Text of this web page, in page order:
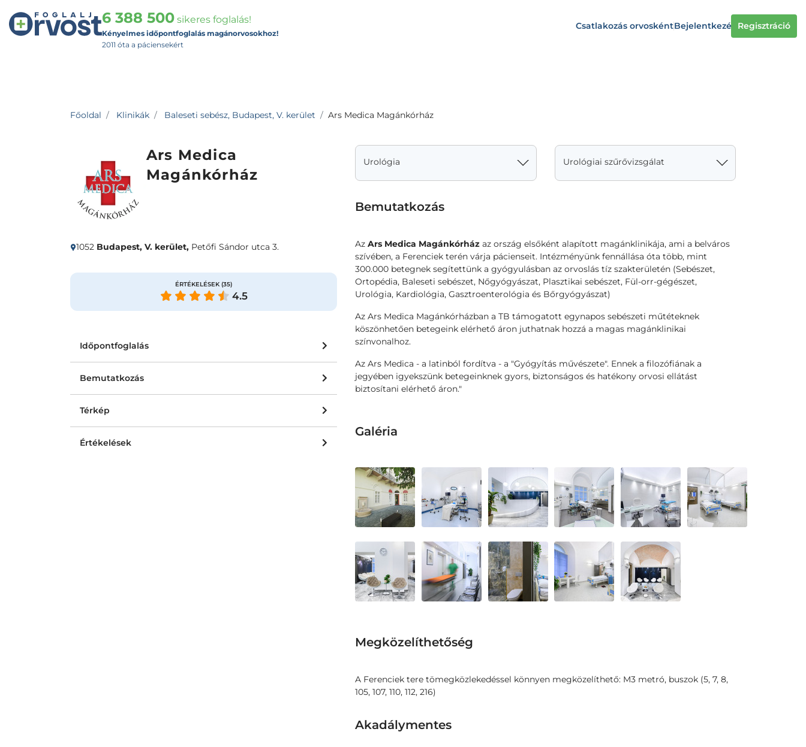
6 388 500 sikeres foglalás!
Kényelmes időpontfoglalás magánorvosokhoz!
2011 óta a páciensekért
Csatlakozás orvoskéntBejelentkezés Regisztráció
Főoldal Klinikák Baleseti sebész, Budapest, V. kerület Ars Medica Magánkórház
Ars Medica
Magánkórház
ÉRTÉKELÉSEK (35)
4.5
1052 Budapest, V. kerület, Petőfi Sándor utca 3.
Időpontfoglalás
Bemutatkozás
Térkép
Értékelések
Urológia Urológiai szűrővizsgálat
Bemutatkozás
Az Ars Medica Magánkórház az ország elsőként alapított magánklinikája, ami a belváros
szívében, a Ferenciek terén várja pácienseit. Intézményünk fennállása óta több, mint
300.000 betegnek segítettünk a gyógyulásban az orvoslás tíz szakterületén (Sebészet,
Ortopédia, Baleseti sebészet, Nőgyógyászat, Plasztikai sebészet, Fül-orr-gégészet,
Urológia, Kardiológia, Gasztroenterológia és Bőrgyógyászat)
Az Ars Medica Magánkórházban a TB támogatott egynapos sebészeti műtéteknek
köszönhetően betegeink elérhető áron juthatnak hozzá a magas magánklinikai
színvonalhoz.
Az Ars Medica - a latinból fordítva - a "Gyógyítás művészete". Ennek a filozófiának a
jegyében igyekszünk betegeinknek gyors, biztonságos és hatékony orvosi ellátást
biztosítani elérhető áron."
Galéria
Megközelíthetőség
A Ferenciek tere tömegközlekedéssel könnyen megközelíthető: M3 metró, buszok (5, 7, 8,
105, 107, 110, 112, 216)
Akadálymentes